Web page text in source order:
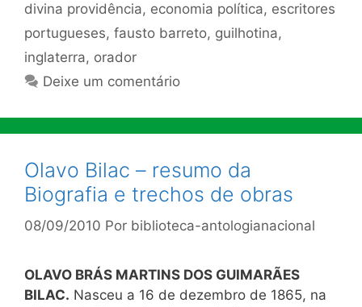
divina providência, economia política, escritores
portugueses, fausto barreto, guilhotina,
inglaterra, orador
Deixe um comentário
Olavo Bilac – resumo da
Biografia e trechos de obras
08/09/2010 Por biblioteca-antologianacional
OLAVO BRÁS MARTINS DOS GUIMARÃES
BILAC. Nasceu a 16 de dezembro de 1865, na